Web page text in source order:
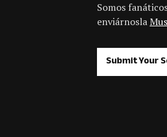
Somos
enviárnosla
Submit Your